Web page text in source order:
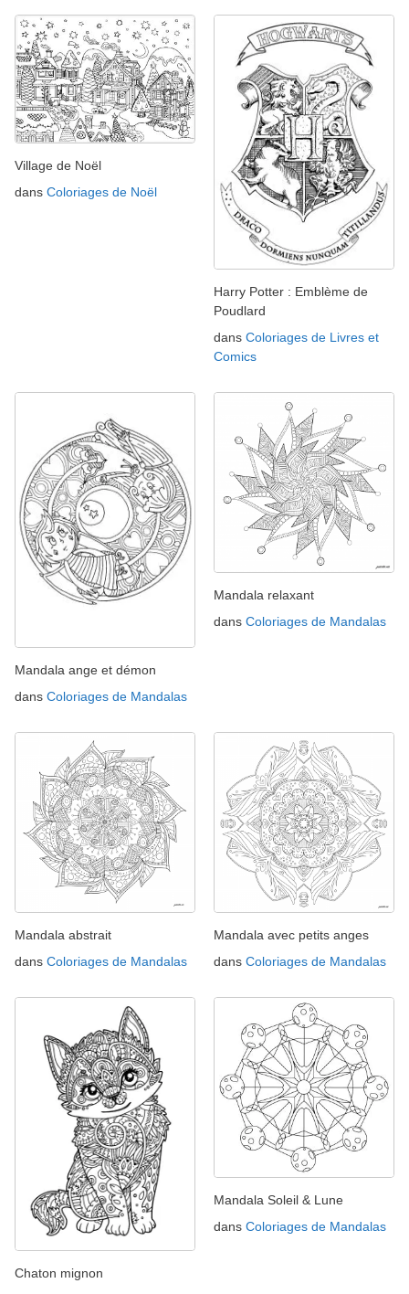
Village de Noël
dans Coloriages de Noël
Harry Potter : Emblème de
Poudlard
dans Coloriages de Livres et
Comics
Mandala ange et démon
dans Coloriages de Mandalas
Mandala relaxant
dans Coloriages de Mandalas
Mandala abstrait
dans Coloriages de Mandalas
Mandala avec petits anges
dans Coloriages de Mandalas
Chaton mignon
Mandala Soleil & Lune
dans Coloriages de Mandalas